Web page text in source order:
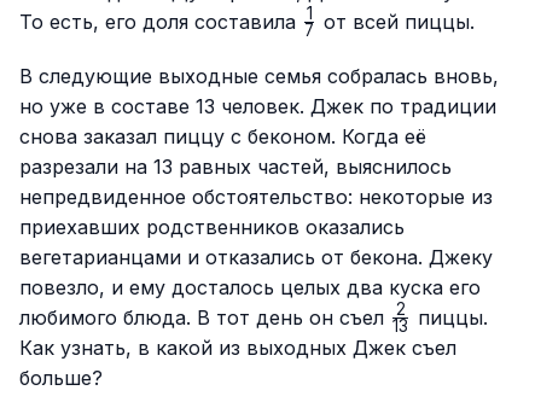
То есть, его доля составила \frac{1}
7
1 от всей пиццы.
В следующие выходные семья собралась вновь,
но уже в составе 13 человек. Джек по традиции
снова заказал пиццу с беконом. Когда её
разрезали на 13 равных частей, выяснилось
непредвиденное обстоятельство: некоторые из
приехавших родственников оказались
вегетарианцами и отказались от бекона. Джеку
повезло, и ему досталось целых два куска его
любимого блюда. В тот день он съел \frac{2}
{13}
13
2
пиццы.
Как узнать, в какой из выходных Джек съел
больше?